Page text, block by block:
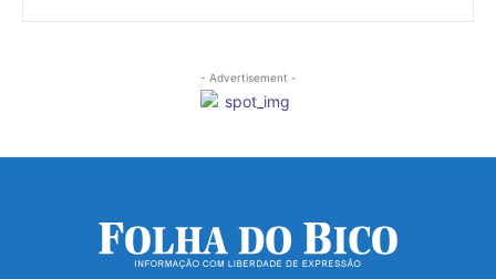
- Advertisement -